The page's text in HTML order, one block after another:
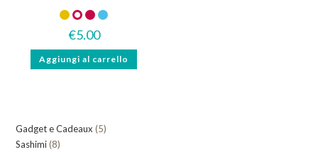
€5.00
Aggiungi al carrello
Gadget e Cadeaux 55
Sashimi 88